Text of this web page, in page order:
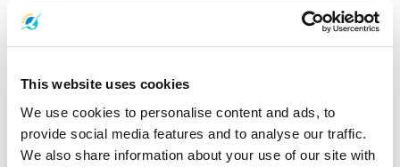
This website uses cookies
We use cookies to personalise content and ads, to
provide social media features and to analyse our traffic.
We also share information about your use of our site with